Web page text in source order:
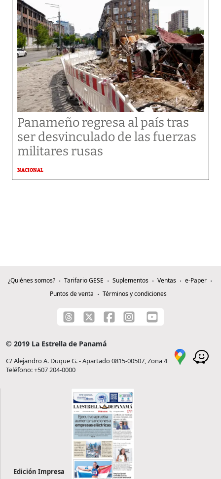
Panameño regresa al país tras
ser desvinculado de las fuerzas
militares rusas
NACIONAL
¿Quiénes somos? Tarifario GESE Suplementos Ventas
e-Paper
Puntos de venta
Términos y condiciones
© 2019 La Estrella de Panamá
C/ Alejandro A. Duque G. - Apartado 0815-00507, Zona 4
Teléfono: +507 204-0000
Edición Impresa